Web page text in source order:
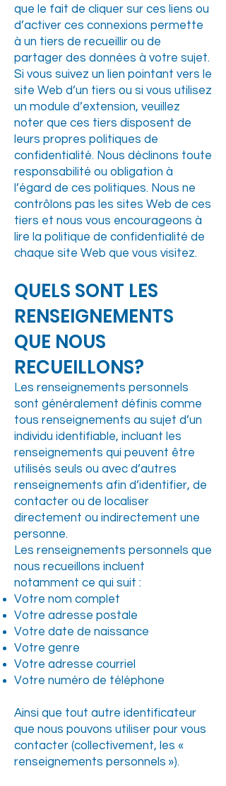
que le fait de cliquer sur ces liens ou
d’activer ces connexions permette
à un tiers de recueillir ou de
partager des données à votre sujet.
Si vous suivez un lien pointant vers le
site Web d’un tiers ou si vous utilisez
un module d’extension, veuillez
noter que ces tiers disposent de
leurs propres politiques de
confidentialité. Nous déclinons toute
responsabilité ou obligation à
l’égard de ces politiques. Nous ne
contrôlons pas les sites Web de ces
tiers et nous vous encourageons à
lire la politique de confidentialité de
chaque site Web que vous visitez.
QUELS SONT LES
RENSEIGNEMENTS
QUE NOUS
RECUEILLONS?
Les renseignements personnels
sont généralement définis comme
tous renseignements au sujet d’un
individu identifiable, incluant les
renseignements qui peuvent être
utilisés seuls ou avec d’autres
renseignements afin d’identifier, de
contacter ou de localiser
directement ou indirectement une
personne.
Les renseignements personnels que
nous recueillons incluent
notamment ce qui suit :
Votre nom complet
Votre adresse postale
Votre date de naissance
Votre genre
Votre adresse courriel
Votre numéro de téléphone
Ainsi que tout autre identificateur
que nous pouvons utiliser pour vous
contacter (collectivement, les «
renseignements personnels »).